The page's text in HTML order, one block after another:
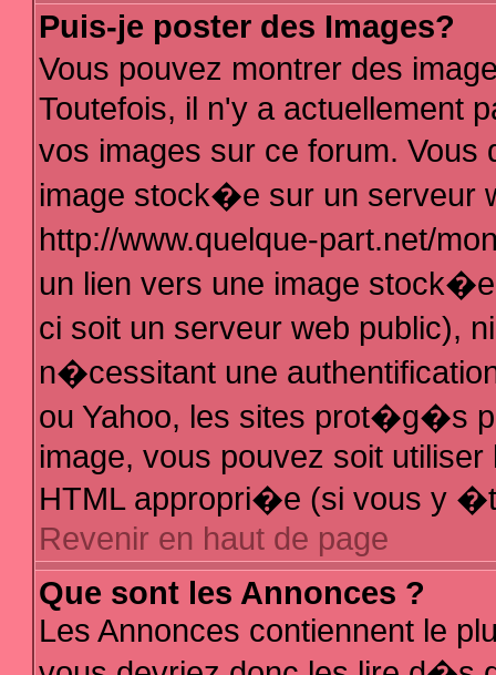
Puis-je poster des Images?
Vous pouvez montrer des
Toutefois, il n'y a actuellement
vos images sur ce forum.
image stock�e sur un serveur
http://www.quelque-part.net/
un lien vers une image
ci soit un serveur web public),
n�cessitant une
ou Yahoo, les sites prot�g�s
image, vous pouvez soit
HTML appropri�e (si vous y
Revenir en haut de page
Que sont les Annonces ?
Les Annonces contiennent le